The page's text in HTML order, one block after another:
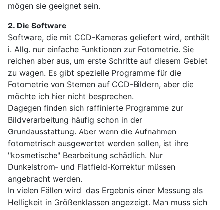
mögen sie geeignet sein.
2. Die Software
Software, die mit CCD-Kameras geliefert wird, enthält
i. Allg. nur einfache Funktionen zur Fotometrie. Sie
reichen aber aus, um erste Schritte auf diesem Gebiet
zu wagen. Es gibt spezielle Programme für die
Fotometrie von Sternen auf CCD-Bildern, aber die
möchte ich hier nicht besprechen.
Dagegen finden sich raffinierte Programme zur
Bildverarbeitung häufig schon in der
Grundausstattung. Aber wenn die Aufnahmen
fotometrisch ausgewertet werden sollen, ist ihre
"kosmetische" Bearbeitung schädlich. Nur
Dunkelstrom- und Flatfield-Korrektur müssen
angebracht werden.
In vielen Fällen wird das Ergebnis einer Messung als
Helligkeit in Größenklassen angezeigt. Man muss sich